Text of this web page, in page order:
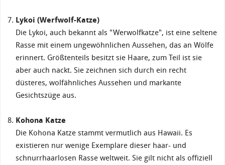
Lykoi (Werfwolf-Katze)
Die Lykoi, auch bekannt als "Werwolfkatze", ist eine seltene
Rasse mit einem ungewöhnlichen Aussehen, das an Wölfe
erinnert. Größtenteils besitzt sie Haare, zum Teil ist sie
aber auch nackt. Sie zeichnen sich durch ein recht
düsteres, wolfähnliches Aussehen und markante
Gesichtszüge aus.
Kohona Katze
Die Kohona Katze stammt vermutlich aus Hawaii. Es
existieren nur wenige Exemplare dieser haar- und
schnurrhaarlosen Rasse weltweit. Sie gilt nicht als offiziell